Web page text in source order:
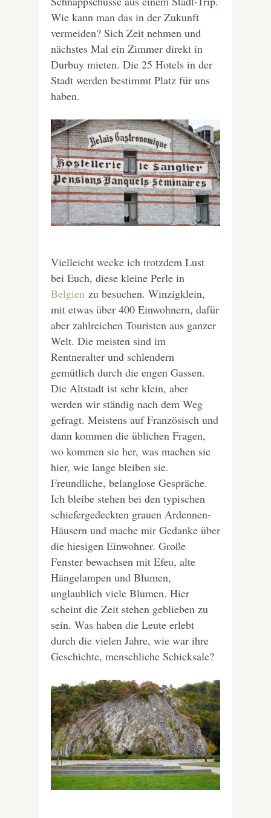
Wie kann man das in der Zukunft
vermeiden? Sich Zeit nehmen und
nächstes Mal ein Zimmer direkt in
Durbuy mieten. Die 25 Hotels in der
Stadt werden bestimmt Platz für uns
haben.
Vielleicht wecke ich trotzdem Lust
bei Euch, diese kleine Perle in
Belgien zu besuchen. Winzigklein,
mit etwas über 400 Einwohnern, dafür
aber zahlreichen Touristen aus ganzer
Welt. Die meisten sind im
Rentneralter und schlendern
gemütlich durch die engen Gassen.
Die Altstadt ist sehr klein, aber
werden wir ständig nach dem Weg
gefragt. Meistens auf Französisch und
dann kommen die üblichen Fragen,
wo kommen sie her, was machen sie
hier, wie lange bleiben sie.
Freundliche, belanglose Gespräche.
Ich bleibe stehen bei den typischen
schiefergedeckten grauen Ardennen-
Häusern und mache mir Gedanke über
die hiesigen Einwohner. Große
Fenster bewachsen mit Efeu, alte
Hängelampen und Blumen,
unglaublich viele Blumen. Hier
scheint die Zeit stehen geblieben zu
sein. Was haben die Leute erlebt
durch die vielen Jahre, wie war ihre
Geschichte, menschliche Schicksale?